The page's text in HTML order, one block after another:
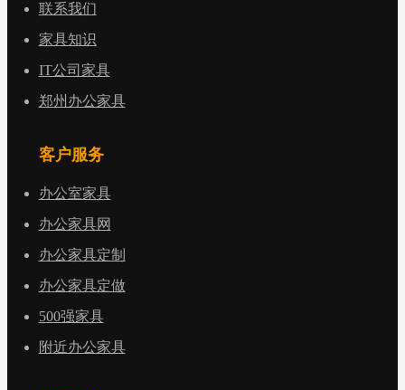
联系我们
家具知识
IT公司家具
郑州办公家具
客户服务
办公室家具
办公家具网
办公家具定制
办公家具定做
500强家具
附近办公家具